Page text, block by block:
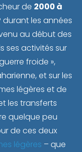
de 2000 à
durant les années
au début des
ses activités sur
froide »,
et sur les
légères et de
les transferts
quelque peu
de ces deux
légères – que